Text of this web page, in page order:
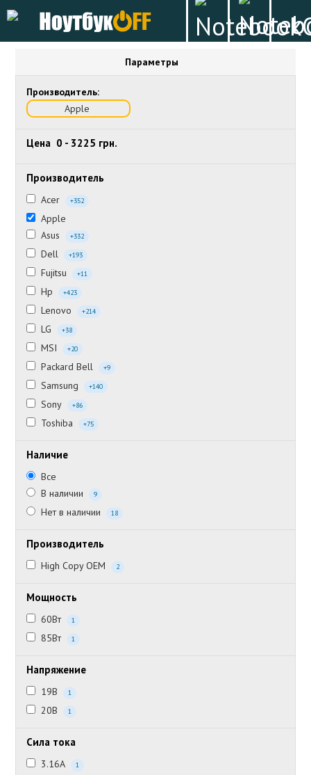
Параметры
Производитель:
Apple
Цена 0 - 3225 грн.
Производитель
Acer +352
Apple
Asus
+332
Dell +193
Fujitsu +11
Hp +423
Lenovo +214
LG +38
MSI +20
Packard Bell +9
Samsung +140
Sony +86
Toshiba +75
Наличие
Все
В наличии
9
Нет в наличии 18
Производитель
High Copy OEM 2
Мощность
60Вт 1
85Вт 1
Напряжение
19В 1
20В 1
Сила тока
3.16А 1